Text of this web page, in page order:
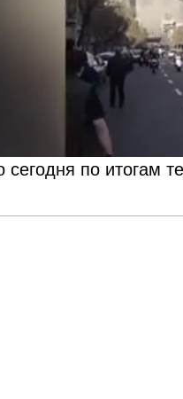
по итогам